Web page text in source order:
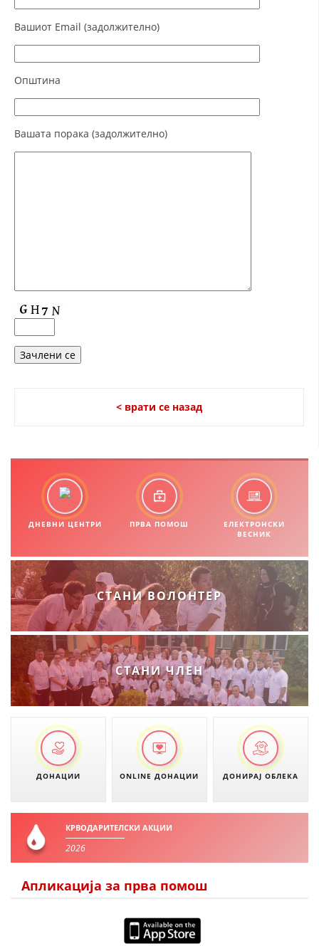
ЕДУКАТИВНО ИНФОРМАТИВНИ МАТЕРИЈАЛИ
Вашиот Email (задолжително)
Општина
Вашата порака (задолжително)
< врати се назад
ДНЕВНИ ЦЕНТРИ ПРВА ПОМОШ
ЕЛЕКТРОНСКИ
ВЕСНИК
СТАНИ ВОЛОНТЕР
СТАНИ ЧЛЕН
ДОНАЦИИ ONLINE ДОНАЦИИ ДОНИРАЈ ОБЛЕКА
КРВОДАРИТЕЛСКИ АКЦИИ
2026
Апликација за прва помош